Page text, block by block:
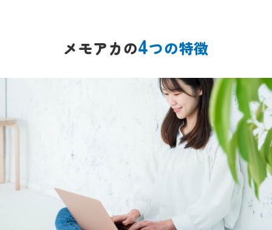
メモアカの4つの特徴